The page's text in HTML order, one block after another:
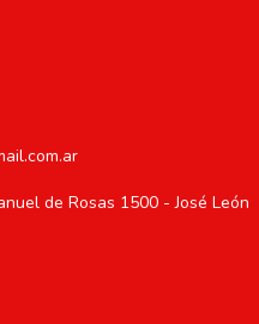
de Rosas 1500 - José León